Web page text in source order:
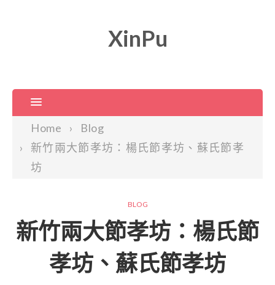
XinPu
Home
Blog
新竹兩大節孝坊：楊氏節孝坊、蘇氏節孝
坊
BLOG
新竹兩大節孝坊：楊氏節
孝坊、蘇氏節孝坊